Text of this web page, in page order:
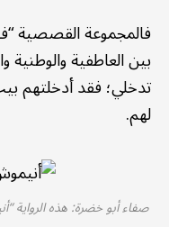
بين العاطفية والوطنية
تدخلي؛ فقد أدخلتهم
لهم.
صفاء أبو خضرة: هذه الرواية